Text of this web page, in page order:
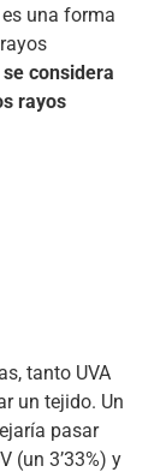
una forma
se considera
rayos
tanto UVA
un tejido. Un
pasar
(un 3’33%) y